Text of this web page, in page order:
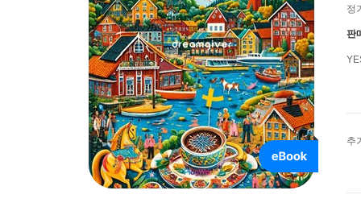
정
판
추